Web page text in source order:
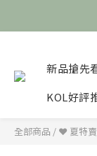
新品搶先
KOL好評
全部商品 / ❤️ 夏特